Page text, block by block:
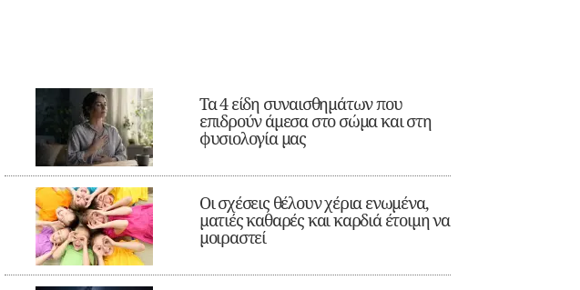
Τα 4 είδη συναισθημάτων που
επιδρούν άμεσα στο σώμα και στη
φυσιολογία μας
Οι σχέσεις θέλουν χέρια ενωμένα,
ματιές καθαρές και καρδιά έτοιμη να
μοιραστεί